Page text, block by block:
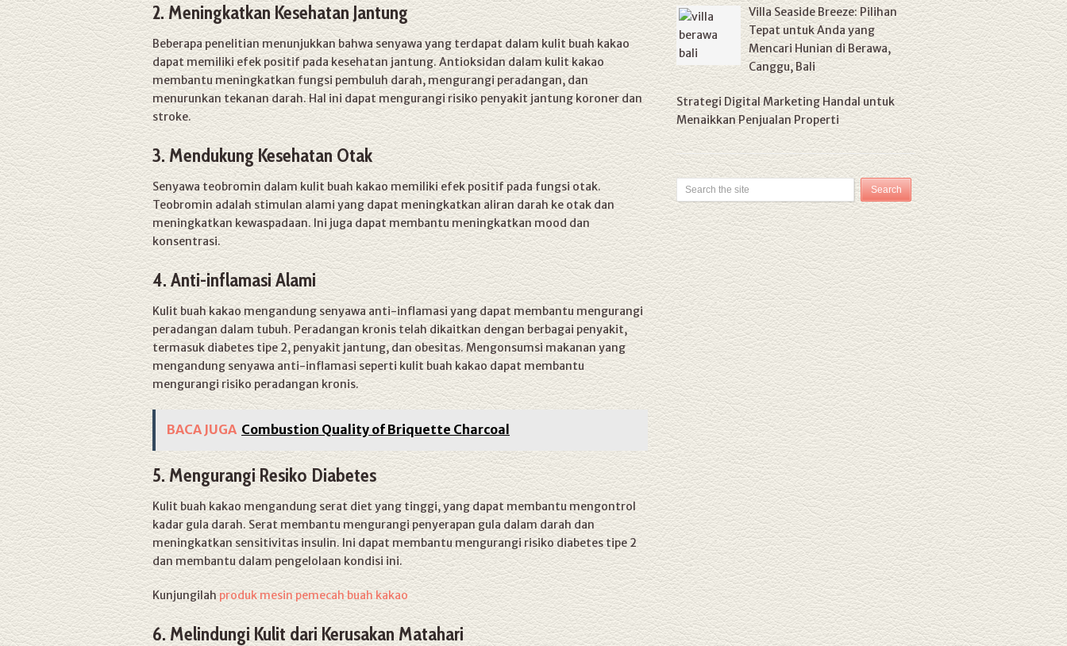
2. Meningkatkan Kesehatan Jantung
Beberapa penelitian menunjukkan bahwa senyawa yang terdapat dalam kulit buah kakao
dapat memiliki efek positif pada kesehatan jantung. Antioksidan dalam kulit kakao
membantu meningkatkan fungsi pembuluh darah, mengurangi peradangan, dan
menurunkan tekanan darah. Hal ini dapat mengurangi risiko penyakit jantung koroner dan
stroke.
3. Mendukung Kesehatan Otak
Senyawa teobromin dalam kulit buah kakao memiliki efek positif pada fungsi otak.
Teobromin adalah stimulan alami yang dapat meningkatkan aliran darah ke otak dan
meningkatkan kewaspadaan. Ini juga dapat membantu meningkatkan mood dan
konsentrasi.
4. Anti-inflamasi Alami
Kulit buah kakao mengandung senyawa anti-inflamasi yang dapat membantu mengurangi
peradangan dalam tubuh. Peradangan kronis telah dikaitkan dengan berbagai penyakit,
termasuk diabetes tipe 2, penyakit jantung, dan obesitas. Mengonsumsi makanan yang
mengandung senyawa anti-inflamasi seperti kulit buah kakao dapat membantu
mengurangi risiko peradangan kronis.
BACA JUGA Combustion Quality of Briquette Charcoal
5. Mengurangi Resiko Diabetes
Kulit buah kakao mengandung serat diet yang tinggi, yang dapat membantu mengontrol
kadar gula darah. Serat membantu mengurangi penyerapan gula dalam darah dan
meningkatkan sensitivitas insulin. Ini dapat membantu mengurangi risiko diabetes tipe 2
dan membantu dalam pengelolaan kondisi ini.
Kunjungilahproduk mesin pemecah buah kakao
6. Melindungi Kulit dari Kerusakan Matahari
Villa Seaside Breeze: Pilihan
Tepat untuk Anda yang
Mencari Hunian di Berawa,
Canggu, Bali
Strategi Digital Marketing Handal untuk
Menaikkan Penjualan Properti